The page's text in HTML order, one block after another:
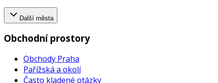
Další města
Obchodní prostory
Obchody Praha
Pařížská a okolí
Často kladené otázky